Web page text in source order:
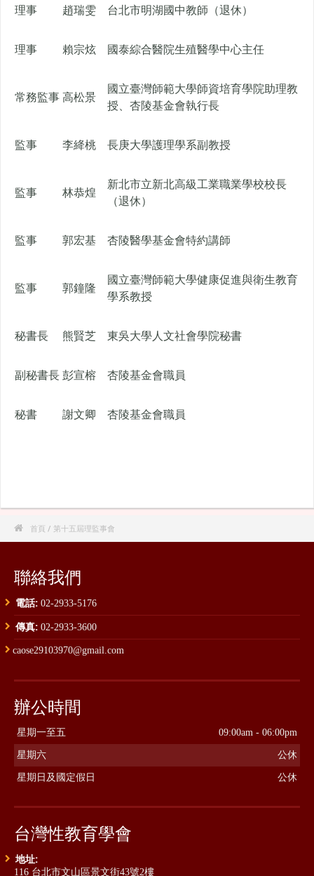
理事 趙瑞雯 台北市明湖國中教師（退休）
理事 賴宗炫 國泰綜合醫院生殖醫學中心主任
常務監事 高松景
國立臺灣師範大學師資培育學院助理教
授、杏陵基金會執行長
監事 李絳桃 長庚大學護理學系副教授
監事 林恭煌
新北市立新北高級工業職業學校校長
（退休）
監事 郭宏基 杏陵醫學基金會特約講師
監事 郭鐘隆
國立臺灣師範大學健康促進與衛生教育
學系教授
秘書長 熊賢芝 東吳大學人文社會學院秘書
副秘書長 彭宣榕 杏陵基金會職員
秘書 謝文卿 杏陵基金會職員
 首頁 / 第十五屆理監事會
聯絡我們
電話: 02-2933-5176
傳真: 02-2933-3600
caose29103970@gmail.com
辦公時間
星期一至五 09:00am - 06:00pm
星期六 公休
星期日及國定假日 公休
台灣性教育學會
地址:
116 台北市文山區景文街43號2樓